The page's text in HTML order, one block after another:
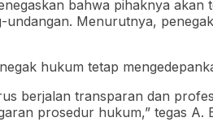
bahwa pihaknya
Menurutnya,
hukum tetap
berjalan transparan dan
prosedur hukum,” tegas